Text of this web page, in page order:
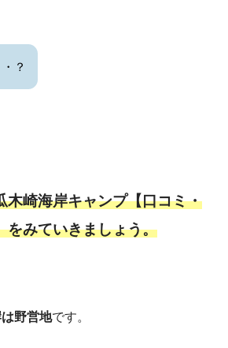
・？
木崎海岸キャンプ【口コミ・
みていきましょう。
野営地です。